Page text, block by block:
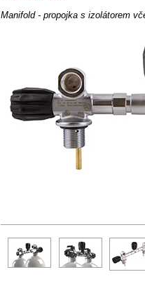
Manifold - propojka s izolátorem